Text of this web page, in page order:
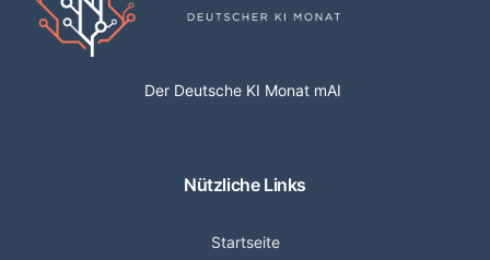
Der Deutsche KI Monat mAI
Nützliche Links
Startseite